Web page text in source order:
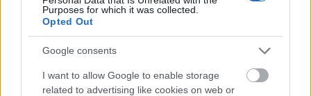
Purposes for which it was collected.
Opted Out
Google consents
I want to allow Google to enable storage
related to advertising like cookies on web or
BÉRLÉSE MÁR BUDAPESTEN IS! felirat volt látható.
Ám a fényes budapesti vállalkozásnak rövidesen
befellegzett: kitört az első világháború és a
hadügyminisztérium harcászati célokra kisajátította
a bérautókat.